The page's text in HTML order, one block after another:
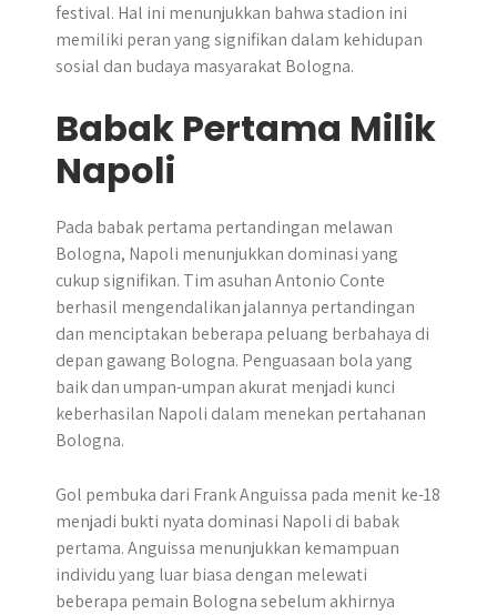
festival. Hal ini menunjukkan bahwa stadion ini
memiliki peran yang signifikan dalam kehidupan
sosial dan budaya masyarakat Bologna.
Babak Pertama Milik
Napoli
Pada babak pertama pertandingan melawan
Bologna, Napoli menunjukkan dominasi yang
cukup signifikan. Tim asuhan Antonio Conte
berhasil mengendalikan jalannya pertandingan
dan menciptakan beberapa peluang berbahaya di
depan gawang Bologna. Penguasaan bola yang
baik dan umpan-umpan akurat menjadi kunci
keberhasilan Napoli dalam menekan pertahanan
Bologna.
Gol pembuka dari Frank Anguissa pada menit ke-18
menjadi bukti nyata dominasi Napoli di babak
pertama. Anguissa menunjukkan kemampuan
individu yang luar biasa dengan melewati
beberapa pemain Bologna sebelum akhirnya